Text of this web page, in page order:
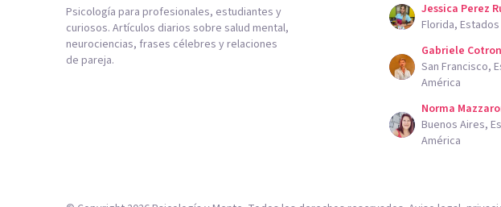
Psicología para profesionales, estudiantes y
curiosos. Artículos diarios sobre salud mental,
neurociencias, frases célebres y relaciones
de pareja.
Jessica Perez
Florida,
Gabriele
San Francisco,
América
Norma
Buenos Aires,
América